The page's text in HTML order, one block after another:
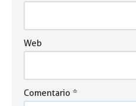
Web
Comentario *